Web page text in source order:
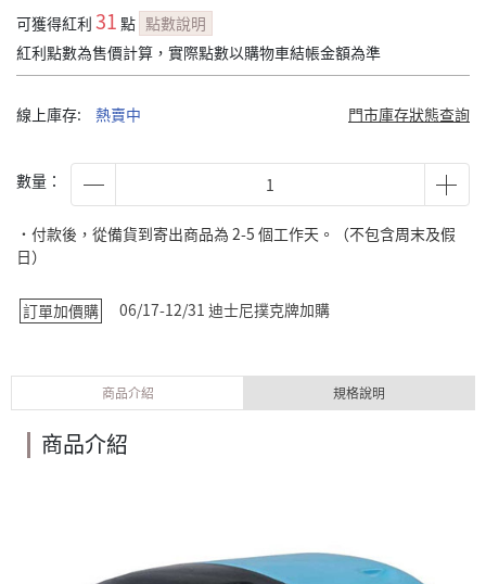
可獲得紅利 31 點 點數說明
紅利點數為售價計算，實際點數以購物車結帳金額為準
線上庫存: 熱賣中 門市庫存狀態查詢
數量：
˙付款後，從備貨到寄出商品為 2-5 個工作天。（不包含周末及假
日）
訂單加價購 06/17-12/31 迪士尼撲克牌加購
商品介紹 規格說明
商品介紹